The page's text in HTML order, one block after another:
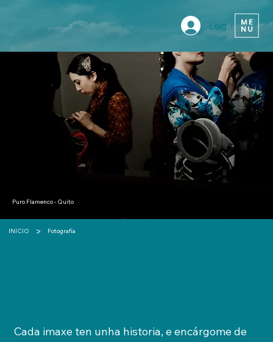
Log In
Puro Flamenco - Quito
INICIO > Fotografía
Cada imaxe ten unha historia, e encárgome de